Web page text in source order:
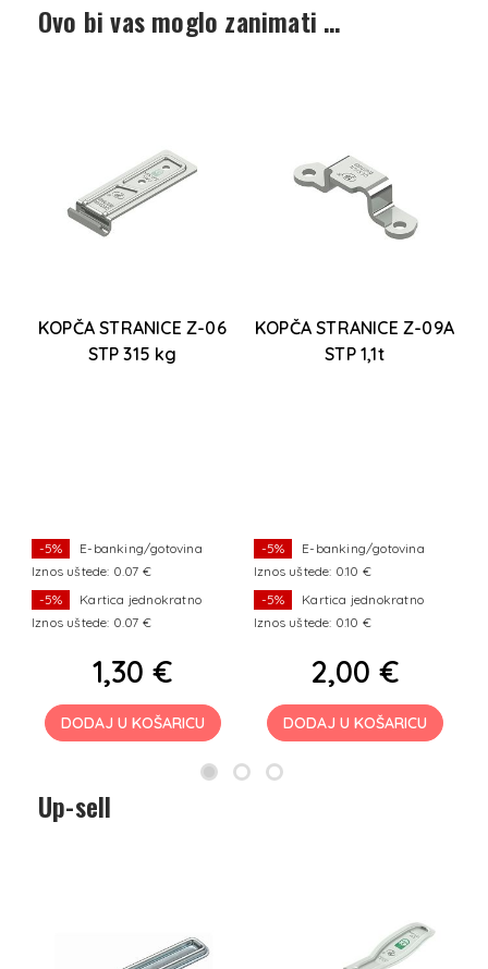
Ovo bi vas moglo zanimati …
KOPČA STRANICE Z-06
STP 315 kg
-5%
E-banking/gotovina
Iznos uštede: 0.07 €
-5%
Kartica jednokratno
Iznos uštede: 0.07 €
1,30 €
DODAJ U KOŠARICU
KOPČA STRANICE Z-09A
STP 1,1t
-5%
E-banking/gotovina
Iznos uštede: 0.10 €
-5%
Kartica jednokratno
Iznos uštede: 0.10 €
2,00 €
DODAJ U KOŠARICU
Up-sell